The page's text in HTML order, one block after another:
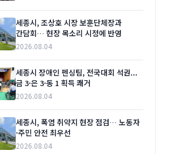
세종시, 조상호 시장 보훈단체장과
간담회… 현장 목소리 시정에 반영
2026.08.04
세종시 장애인 펜싱팀, 전국대회 석권...
금 3·은 3·동 1 획득 쾌거
2026.08.04
세종시, 폭염 취약지 현장 점검… 노동자
·주민 안전 최우선
2026.08.04